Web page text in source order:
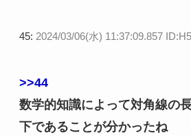
45: 2024/03/06(水) 11:37:09.857
>>44
数学的知識によって対角線の
下であることが分かったね